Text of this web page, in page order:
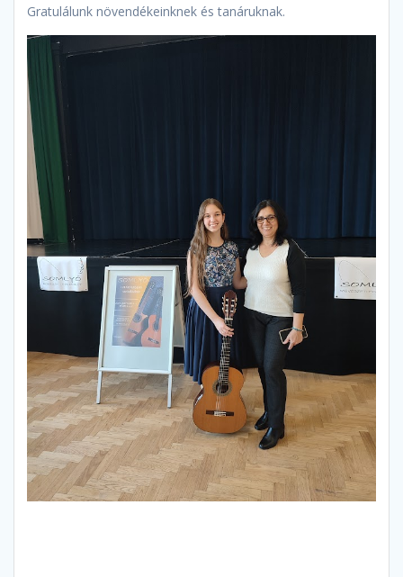
Gratulálunk növendékeinknek és tanáruknak.